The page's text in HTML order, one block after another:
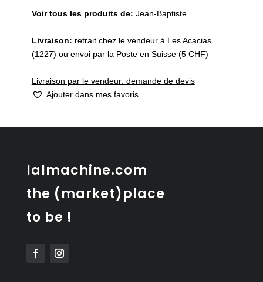
Voir tous les produits de: Jean-Baptiste
Livraison: retrait chez le vendeur à Les Acacias
(1227) ou envoi par la Poste en Suisse (5 CHF)
Livraison par le vendeur: demande de devis
Ajouter dans mes favoris
lalmachine.com
the (market)place
to be !